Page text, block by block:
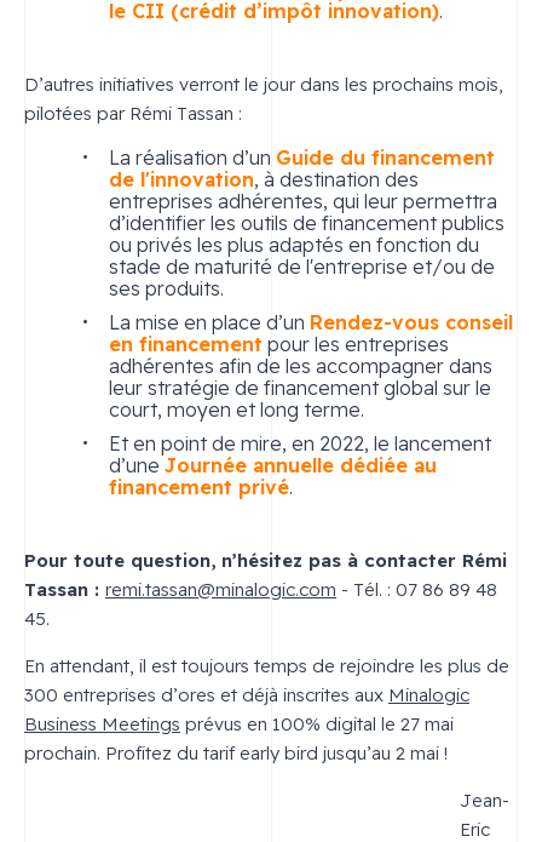
le CII (crédit d’impôt innovation).
D’autres initiatives verront le jour dans les prochains mois,
pilotées par Rémi Tassan :
La réalisation d’un Guide du financement
de l'innovation, à destination des
entreprises adhérentes, qui leur permettra
d’identifier les outils de financement publics
ou privés les plus adaptés en fonction du
stade de maturité de l'entreprise et/ou de
ses produits.
La mise en place d’un Rendez-vous conseil
en financement pour les entreprises
adhérentes afin de les accompagner dans
leur stratégie de financement global sur le
court, moyen et long terme.
Et en point de mire, en 2022, le lancement
d’une Journée annuelle dédiée au
financement privé.
Pour toute question, n’hésitez pas à contacter Rémi
Tassan : remi.tassan@minalogic.com - Tél. : 07 86 89 48
45.
En attendant, il est toujours temps de rejoindre les plus de
300 entreprises d’ores et déjà inscrites aux Minalogic
Business Meetings prévus en 100% digital le 27 mai
prochain. Profitez du tarif early bird jusqu’au 2 mai !
Jean-
Eric